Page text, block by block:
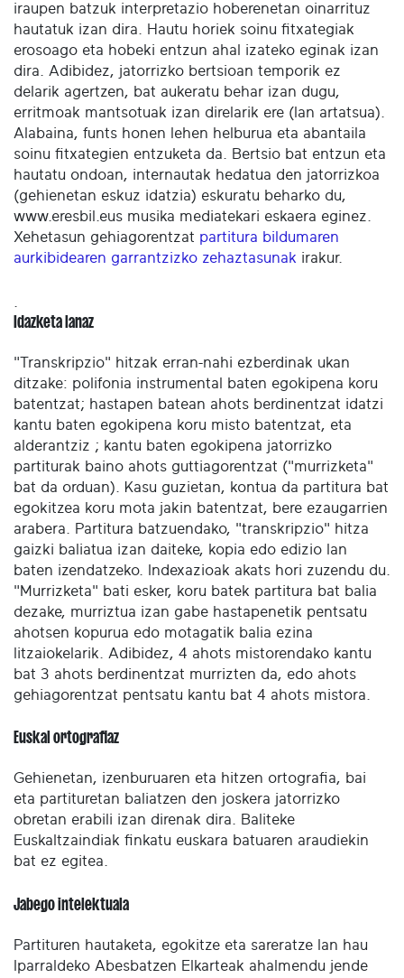
iraupen batzuk interpretazio hoberenetan oinarrituz
hautatuk izan dira. Hautu horiek soinu fitxategiak
erosoago eta hobeki entzun ahal izateko eginak izan
dira. Adibidez, jatorrizko bertsioan temporik ez
delarik agertzen, bat aukeratu behar izan dugu,
erritmoak mantsotuak izan direlarik ere (lan artatsua).
Alabaina, funts honen lehen helburua eta abantaila
soinu fitxategien entzuketa da. Bertsio bat entzun eta
hautatu ondoan, internautak hedatua den jatorrizkoa
(gehienetan eskuz idatzia) eskuratu beharko du,
www.eresbil.eus musika mediatekari eskaera eginez.
Xehetasun gehiagorentzat partitura bildumaren
aurkibidearen garrantzizko zehaztasunak irakur.
Idazketa lanaz
"Transkripzio" hitzak erran-nahi ezberdinak ukan
ditzake: polifonia instrumental baten egokipena koru
batentzat; hastapen batean ahots berdinentzat idatzi
kantu baten egokipena koru misto batentzat, eta
alderantziz ; kantu baten egokipena jatorrizko
partiturak baino ahots guttiagorentzat ("murrizketa"
bat da orduan). Kasu guzietan, kontua da partitura bat
egokitzea koru mota jakin batentzat, bere ezaugarrien
arabera. Partitura batzuendako, "transkripzio" hitza
gaizki baliatua izan daiteke, kopia edo edizio lan
baten izendatzeko. Indexazioak akats hori zuzendu du.
"Murrizketa" bati esker, koru batek partitura bat balia
dezake, murriztua izan gabe hastapenetik pentsatu
ahotsen kopurua edo motagatik balia ezina
litzaiokelarik. Adibidez, 4 ahots mistorendako kantu
bat 3 ahots berdinentzat murrizten da, edo ahots
gehiagorentzat pentsatu kantu bat 4 ahots mistora.
Euskal ortografiaz
Gehienetan, izenburuaren eta hitzen ortografia, bai
eta partituretan baliatzen den joskera jatorrizko
obretan erabili izan direnak dira. Baliteke
Euskaltzaindiak finkatu euskara batuaren araudiekin
bat ez egitea.
Jabego intelektuala
Partituren hautaketa, egokitze eta sareratze lan hau
Iparraldeko Abesbatzen Elkarteak ahalmendu jende